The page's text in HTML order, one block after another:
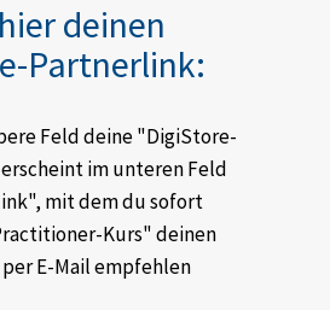
deinen
Partnerlink:
Feld deine "DigiStore-
im unteren Feld
mit dem du sofort
Kurs" deinen
E-Mail empfehlen